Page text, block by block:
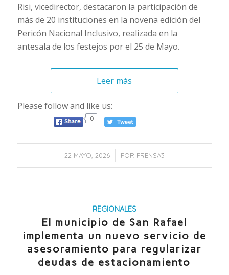
Risi, vicedirector, destacaron la participación de
más de 20 instituciones en la novena edición del
Pericón Nacional Inclusivo, realizada en la
antesala de los festejos por el 25 de Mayo.
Leer más
Please follow and like us:
0
22 MAYO, 2026
/ POR PRENSA3
REGIONALES
El municipio de San Rafael
implementa un nuevo servicio de
asesoramiento para regularizar
deudas de estacionamiento